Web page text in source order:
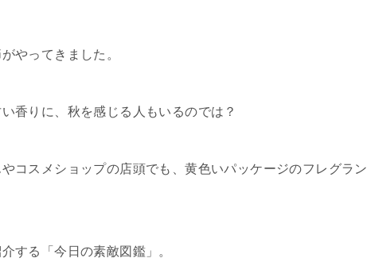
やってきました。
香りに、秋を感じる人もいるのでは？
コスメショップの店頭でも、黄色いパッケージのフレグラン
する「今日の素敵図鑑」。